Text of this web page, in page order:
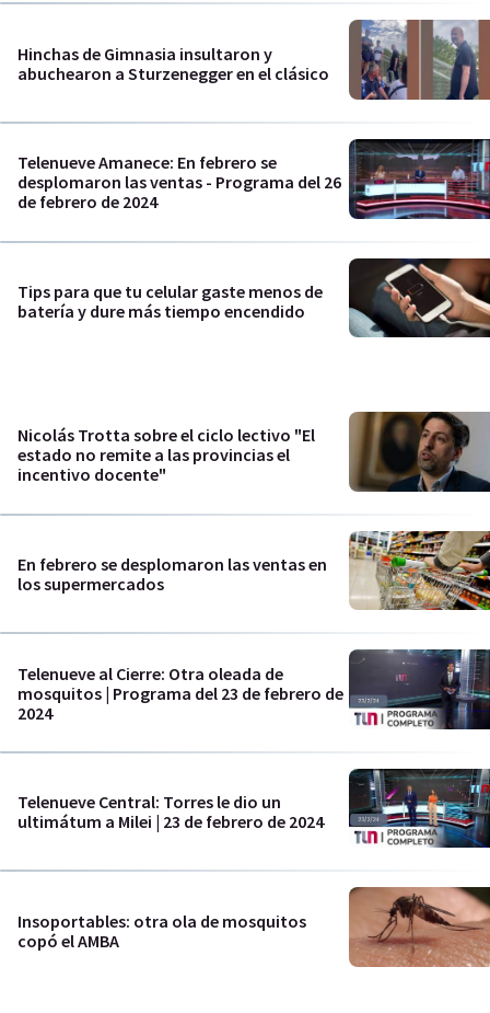
Hinchas de Gimnasia insultaron y
abuchearon a Sturzenegger en el clásico
Telenueve Amanece: En febrero se
desplomaron las ventas - Programa del 26
de febrero de 2024
Tips para que tu celular gaste menos de
batería y dure más tiempo encendido
Nicolás Trotta sobre el ciclo lectivo "El
estado no remite a las provincias el
incentivo docente"
En febrero se desplomaron las ventas en
los supermercados
Telenueve al Cierre: Otra oleada de
mosquitos | Programa del 23 de febrero de
2024
Telenueve Central: Torres le dio un
ultimátum a Milei | 23 de febrero de 2024
Insoportables: otra ola de mosquitos
copó el AMBA